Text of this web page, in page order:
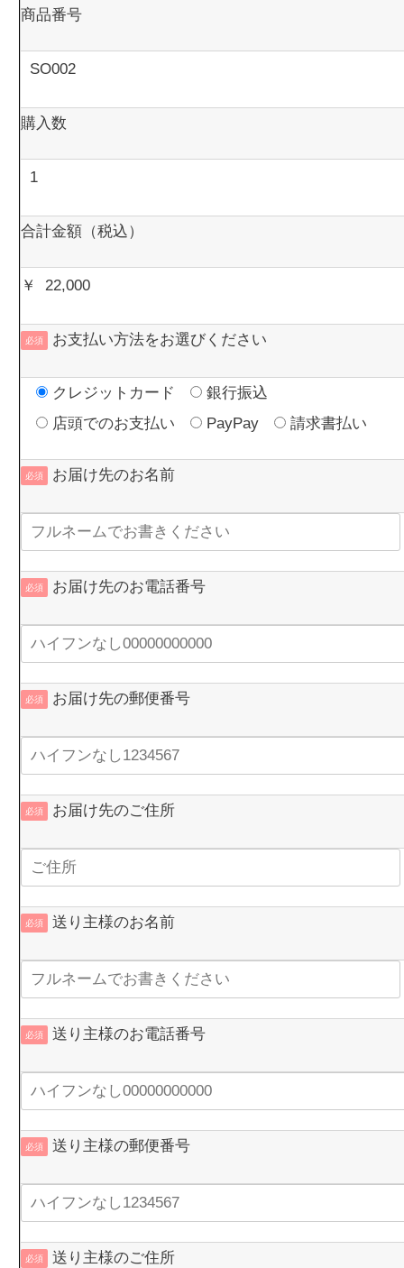
商品番号
購入数
合計金額（税込）
￥
必須 お支払い方法をお選びください
クレジットカード
銀行振込
店頭でのお支払い
PayPay 請求書払い
必須 お届け先のお名前
必須 お届け先のお電話番号
必須 お届け先の郵便番号
必須 お届け先のご住所
必須 送り主様のお名前
必須 送り主様のお電話番号
必須 送り主様の郵便番号
必須 送り主様のご住所